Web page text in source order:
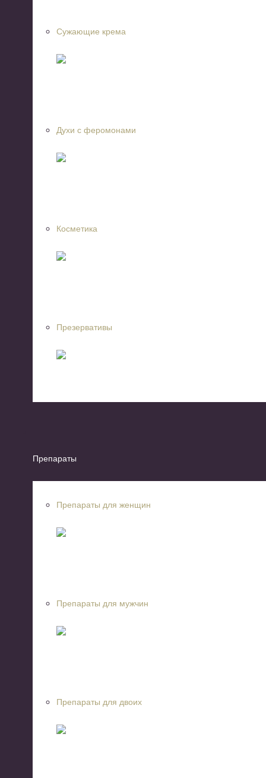
Сужающие крема
Духи с феромонами
Косметика
Презервативы
Препараты
Препараты для женщин
Препараты для мужчин
Препараты для двоих